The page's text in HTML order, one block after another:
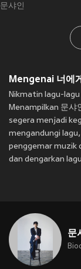
문샤인
Mengenai 너에
Nikmatin lagu-lagu
Menampilkan 문샤
segera menjadi
mengandungi
penggemar muzik
dan dengarkan
문